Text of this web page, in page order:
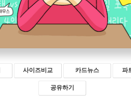
사이즈비교 카드뉴스 파
공유하기